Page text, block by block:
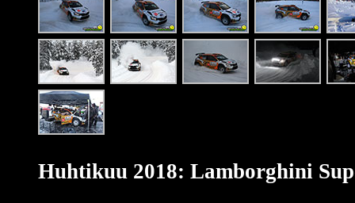
Huhtikuu 2018: Lamborghini